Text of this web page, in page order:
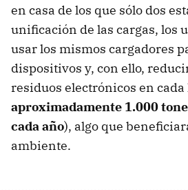
en casa de los que sólo dos
unificación de las cargas, los
usar los mismos cargadores
dispositivos y, con ello,
residuos electrónicos en cada
aproximadamente 1.000
cada año), algo que
ambiente.